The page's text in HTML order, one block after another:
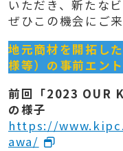
いただき、新たな
ぜひこの機会にご
地元商材を開拓し
様等）の事前エン
前回「2023 OUR
の様子
https://
awa/